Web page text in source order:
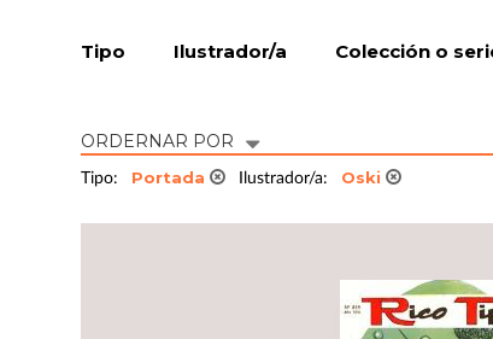
Tipo Ilustrador/a Colección o
ORDERNAR POR
Tipo: Portada Ilustrador/a: Oski